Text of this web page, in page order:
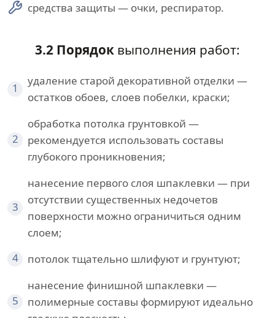
средства защиты — очки, респиратор.
3.2 Порядок выполнения работ:
1
удаление старой декоративной отделки —
остатков обоев, слоев побелки, краски;
2
обработка потолка грунтовкой —
рекомендуется использовать составы
глубокого проникновения;
3
нанесение первого слоя шпаклевки — при
отсутствии существенных недочетов
поверхности можно ограничиться одним
слоем;
4
потолок тщательно шлифуют и грунтуют;
5
нанесение финишной шпаклевки —
полимерные составы формируют идеально